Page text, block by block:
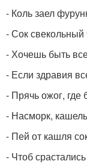
- Коль заел
- Сок
- Хочешь быть
- Если здравия
- Прячь ожог, где
- Насморк,
- Пей от кашля
- Чтоб